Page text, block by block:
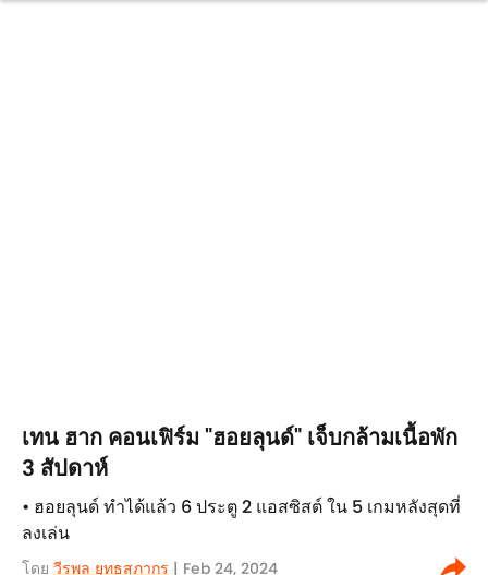
เทน ฮาก คอนเฟิร์ม "ฮอยลุนด์" เจ็บกล้ามเนื้อพัก
3 สัปดาห์
• ฮอยลุนด์ ทำได้แล้ว 6 ประตู 2 แอสซิสต์ ใน 5 เกมหลังสุดที่
ลงเล่น
โดย วีรพล ยุทธสุภากร​ | Feb 24, 2024